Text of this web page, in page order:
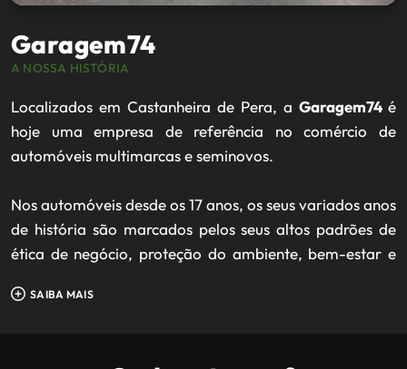
Garagem74
A NOSSA HISTÓRIA
Localizados em Castanheira de Pera, a Garagem74 é
hoje uma empresa de referência no comércio de
automóveis multimarcas e seminovos.
Nos automóveis desde os 17 anos, os seus variados anos
de história são marcados pelos seus altos padrões de
ética de negócio, proteção do ambiente, bem-estar e
SAIBA MAIS